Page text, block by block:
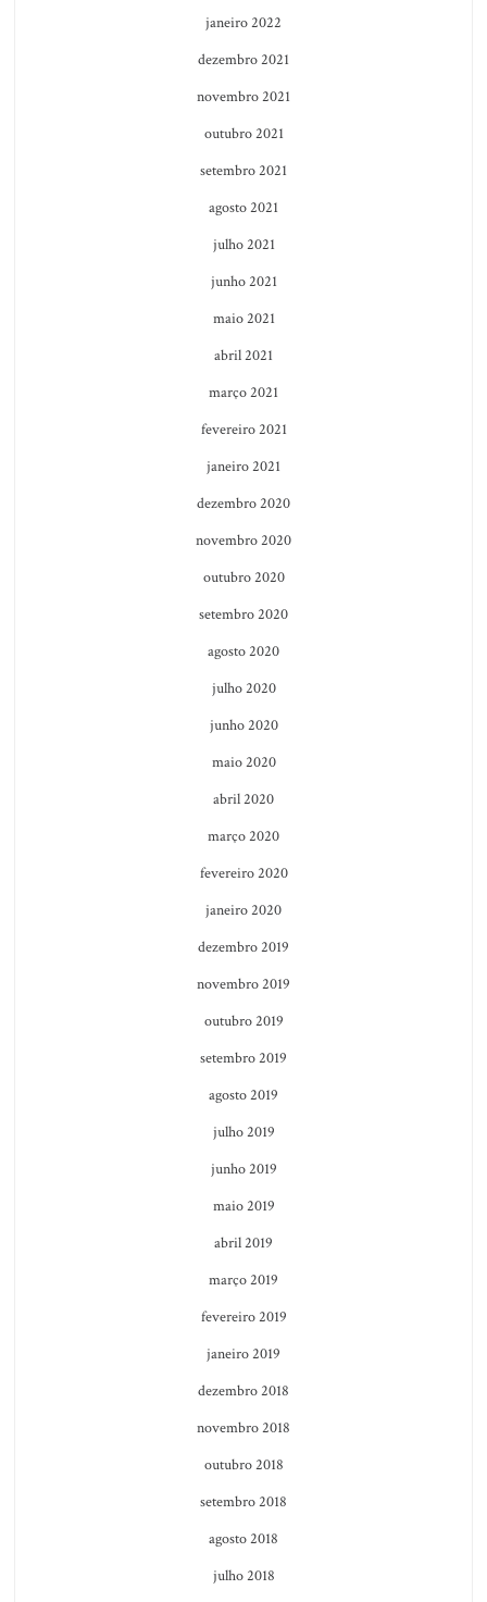
janeiro 2022
dezembro 2021
novembro 2021
outubro 2021
setembro 2021
agosto 2021
julho 2021
junho 2021
maio 2021
abril 2021
março 2021
fevereiro 2021
janeiro 2021
dezembro 2020
novembro 2020
outubro 2020
setembro 2020
agosto 2020
julho 2020
junho 2020
maio 2020
abril 2020
março 2020
fevereiro 2020
janeiro 2020
dezembro 2019
novembro 2019
outubro 2019
setembro 2019
agosto 2019
julho 2019
junho 2019
maio 2019
abril 2019
março 2019
fevereiro 2019
janeiro 2019
dezembro 2018
novembro 2018
outubro 2018
setembro 2018
agosto 2018
julho 2018